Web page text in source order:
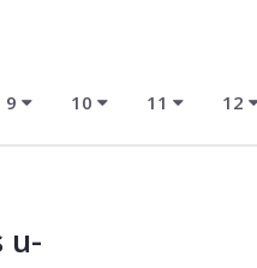
9 10 11 12
u-